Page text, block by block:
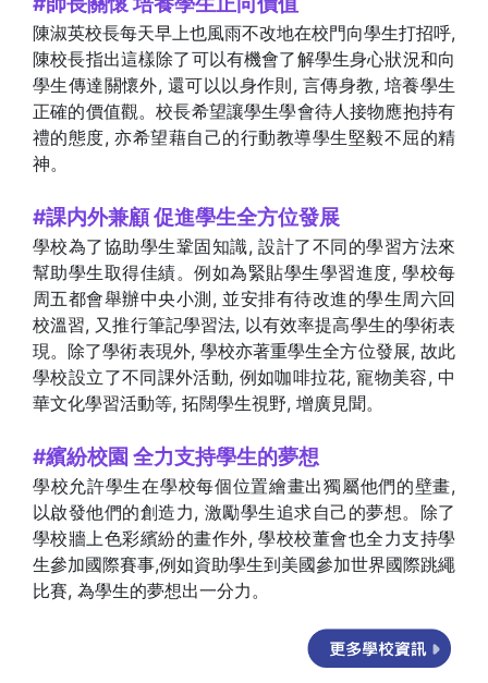
陳淑英校長每天早上也風雨不改地在校門向學生打招呼,
陳校長指出這樣除了可以有機會了解學生身心狀況和向
學生傳達關懷外, 還可以以身作則, 言傳身教, 培養學生
正確的價值觀。校長希望讓學生學會待人接物應抱持有
禮的態度, 亦希望藉自己的行動教導學生堅毅不屈的精
神。
#課内外兼顧 促進學生全方位發展
學校為了協助學生鞏固知識, 設計了不同的學習方法來
幫助學生取得佳績。例如為緊貼學生學習進度, 學校每
周五都會舉辦中央小測, 並安排有待改進的學生周六回
校溫習, 又推行筆記學習法, 以有效率提高學生的學術表
現。除了學術表現外, 學校亦著重學生全方位發展, 故此
學校設立了不同課外活動, 例如咖啡拉花, 寵物美容, 中
華文化學習活動等, 拓闊學生視野, 增廣見聞。
#繽紛校園 全力支持學生的夢想
學校允許學生在學校每個位置繪畫出獨屬他們的壁畫,
以啟發他們的創造力, 激勵學生追求自己的夢想。除了
學校牆上色彩繽紛的畫作外, 學校校董會也全力支持學
生參加國際賽事,例如資助學生到美國參加世界國際跳繩
比賽, 為學生的夢想出一分力。